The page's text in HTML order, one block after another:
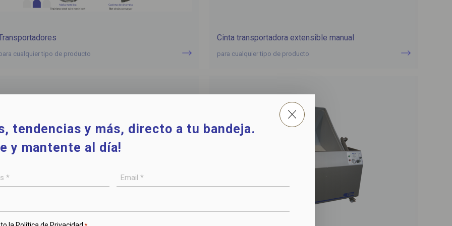
cualquier tipo de producto
Cinta transportadora extensible manual
para cualquier tipo de producto
tendencias y más, directo a tu bandeja.
y mantente al día!
Email
*